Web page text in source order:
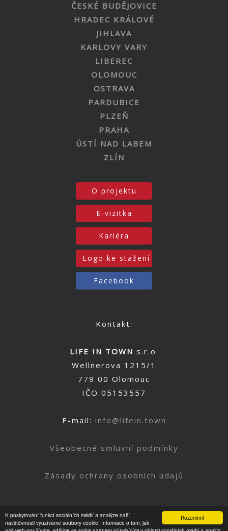
Rozumím!
K poskytování funkcí sociálních médií a analýze naší
návštěvnosti využíváme soubory cookie. Informace o tom, jak
ČESKÉ BUDĚJOVICE
HRADEC KRÁLOVÉ
JIHLAVA
KARLOVY VARY
LIBEREC
OLOMOUC
OSTRAVA
PARDUBICE
PLZEŇ
PRAHA
ÚSTÍ NAD LABEM
ZLÍN
O projektu
E-vizitka
Kariéra
Logo ke stažení
Facebook
Kontakt:
LIFE IN TOWN s.r.o.
Wellnerova 1215/1
779 00 Olomouc
IČO 05153557
E-mail: info@lifein.town
Všeobecné smluvní podmínky
Zásady ochrany osobních údajů
Nahoru